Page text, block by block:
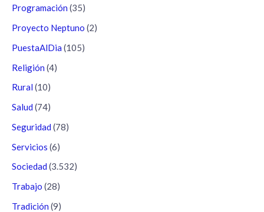
Programación (35)
Proyecto Neptuno (2)
PuestaAlDia (105)
Religión (4)
Rural (10)
Salud (74)
Seguridad (78)
Servicios (6)
Sociedad (3.532)
Trabajo (28)
Tradición (9)